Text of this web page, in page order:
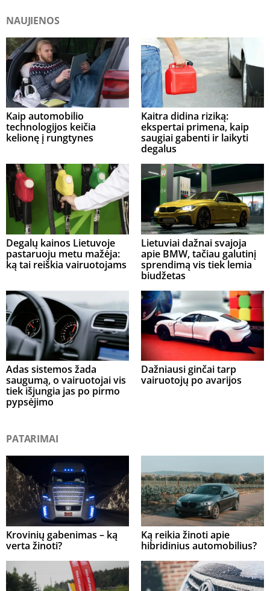
NAUJIENOS
Kaip automobilio
technologijos keičia
kelionę į rungtynes
Kaitra didina riziką:
ekspertai primena, kaip
saugiai gabenti ir laikyti
degalus
Degalų kainos Lietuvoje
pastaruoju metu mažėja:
ką tai reiškia vairuotojams
Lietuviai dažnai svajoja
apie BMW, tačiau galutinį
sprendimą vis tiek lemia
biudžetas
Adas sistemos žada
saugumą, o vairuotojai vis
tiek išjungia jas po pirmo
pypsėjimo
Dažniausi ginčai tarp
vairuotojų po avarijos
PATARIMAI
Krovinių gabenimas – ką
verta žinoti?
Ką reikia žinoti apie
hibridinius automobilius?